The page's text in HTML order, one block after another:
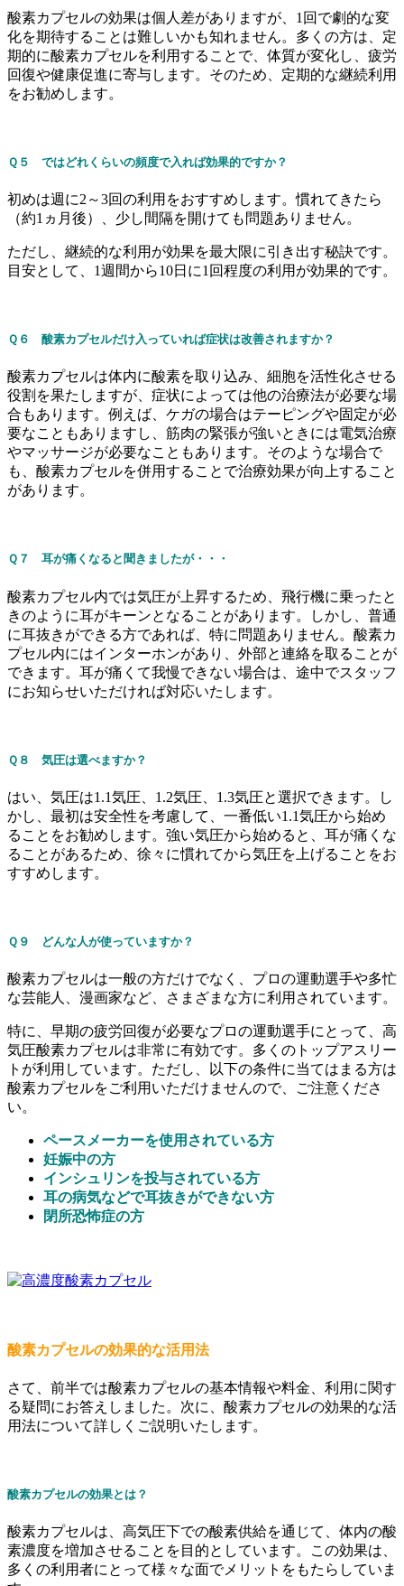
酸素カプセルの効果は個人差がありますが、1回で劇的な変
化を期待することは難しいかも知れません。多くの方は、定
期的に酸素カプセルを利用することで、体質が変化し、疲労
回復や健康促進に寄与します。そのため、定期的な継続利用
をお勧めします。
Ｑ５ ではどれくらいの頻度で入れば効果的ですか？
初めは週に2～3回の利用をおすすめします。慣れてきたら
（約1ヵ月後）、少し間隔を開けても問題ありません。
ただし、継続的な利用が効果を最大限に引き出す秘訣です。
目安として、1週間から10日に1回程度の利用が効果的です。
Ｑ６ 酸素カプセルだけ入っていれば症状は改善されますか？
酸素カプセルは体内に酸素を取り込み、細胞を活性化させる
役割を果たしますが、症状によっては他の治療法が必要な場
合もあります。例えば、ケガの場合はテーピングや固定が必
要なこともありますし、筋肉の緊張が強いときには電気治療
やマッサージが必要なこともあります。そのような場合で
も、酸素カプセルを併用することで治療効果が向上すること
があります。
Ｑ７ 耳が痛くなると聞きましたが・・・
酸素カプセル内では気圧が上昇するため、飛行機に乗ったと
きのように耳がキーンとなることがあります。しかし、普通
に耳抜きができる方であれば、特に問題ありません。酸素カ
プセル内にはインターホンがあり、外部と連絡を取ることが
できます。耳が痛くて我慢できない場合は、途中でスタッフ
にお知らせいただければ対応いたします。
Ｑ８ 気圧は選べますか？
はい、気圧は1.1気圧、1.2気圧、1.3気圧と選択できます。し
かし、最初は安全性を考慮して、一番低い1.1気圧から始め
ることをお勧めします。強い気圧から始めると、耳が痛くな
ることがあるため、徐々に慣れてから気圧を上げることをお
すすめします。
Ｑ９ どんな人が使っていますか？
酸素カプセルは一般の方だけでなく、プロの運動選手や多忙
な芸能人、漫画家など、さまざまな方に利用されています。
特に、早期の疲労回復が必要なプロの運動選手にとって、高
気圧酸素カプセルは非常に有効です。多くのトップアスリー
トが利用しています。ただし、以下の条件に当てはまる方は
酸素カプセルをご利用いただけませんので、ご注意くださ
い。
ペースメーカーを使用されている方
妊娠中の方
インシュリンを投与されている方
耳の病気などで耳抜きができない方
閉所恐怖症の方
酸素カプセルの効果的な活用法
さて、前半では酸素カプセルの基本情報や料金、利用に関す
る疑問にお答えしました。次に、酸素カプセルの効果的な活
用法について詳しくご説明いたします。
酸素カプセルの効果とは？
酸素カプセルは、高気圧下での酸素供給を通じて、体内の酸
素濃度を増加させることを目的としています。この効果は、
多くの利用者にとって様々な面でメリットをもたらしていま